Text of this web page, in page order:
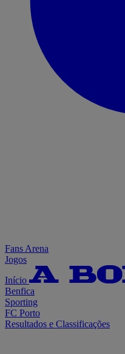
Fans Arena
Jogos
Início
Benfica
Sporting
FC Porto
Resultados e Classificações